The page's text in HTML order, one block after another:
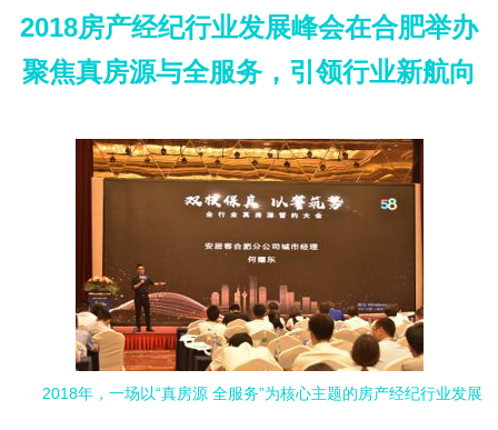
2018房产经纪行业发展峰会在合肥举办
聚焦真房源与全服务，引领行业新航向
2018年，一场以“真房源 全服务”为核心主题的房产经纪行业发展